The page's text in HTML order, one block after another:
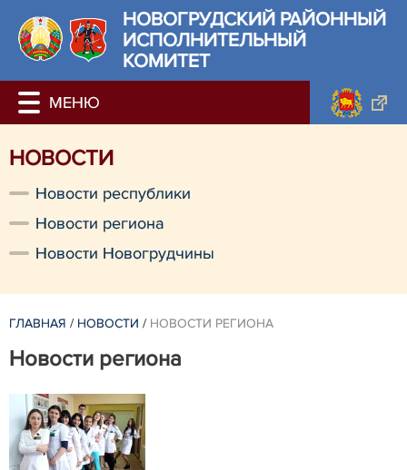
НОВОГРУДСКИЙ РАЙОННЫЙ
ИСПОЛНИТЕЛЬНЫЙ
КОМИТЕТ
НОВОСТИ
Новости республики
Новости региона
Новости Новогрудчины
ГЛАВНАЯ / НОВОСТИ / НОВОСТИ РЕГИОНА
Новости региона